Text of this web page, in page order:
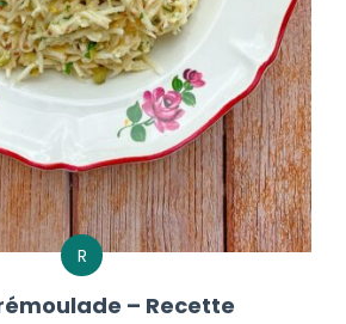
R
– Recette